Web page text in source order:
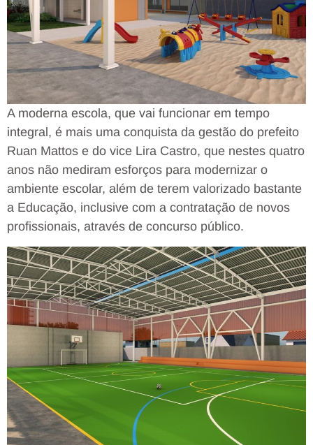
A moderna escola, que vai funcionar em tempo
integral, é mais uma conquista da gestão do prefeito
Ruan Mattos e do vice Lira Castro, que nestes quatro
anos não mediram esforços para modernizar o
ambiente escolar, além de terem valorizado bastante
a Educação, inclusive com a contratação de novos
profissionais, através de concurso público.